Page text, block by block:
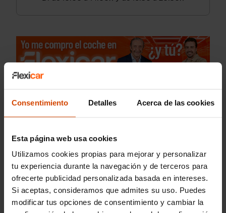
Consentimiento Detalles Acerca de las cookies
Esta página web usa cookies
Utilizamos cookies propias para mejorar y personalizar
tu experiencia durante la navegación y de terceros para
ofrecerte publicidad personalizada basada en intereses.
Si aceptas, consideramos que admites su uso. Puedes
modificar tus opciones de consentimiento y cambiar la